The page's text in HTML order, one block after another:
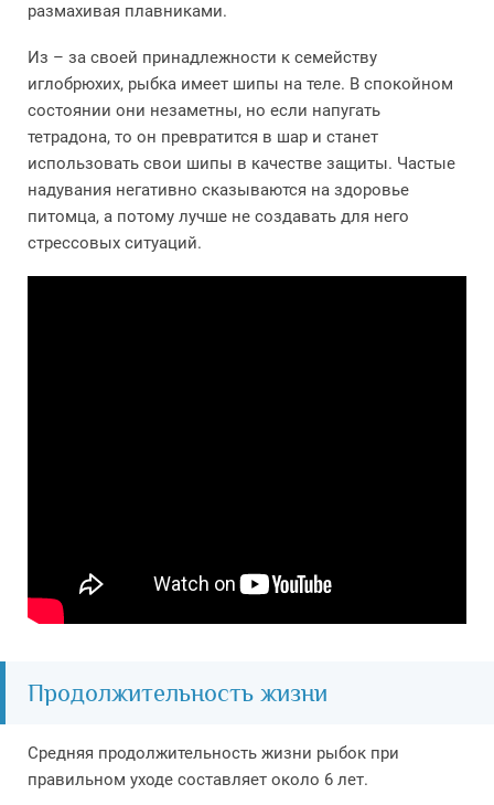
размахивая плавниками.
Из – за своей принадлежности к семейству
иглобрюхих, рыбка имеет шипы на теле. В спокойном
состоянии они незаметны, но если напугать
тетрадона, то он превратится в шар и станет
использовать свои шипы в качестве защиты. Частые
надувания негативно сказываются на здоровье
питомца, а потому лучше не создавать для него
стрессовых ситуаций.
Продолжительность жизни
Средняя продолжительность жизни рыбок при
правильном уходе составляет около 6 лет.